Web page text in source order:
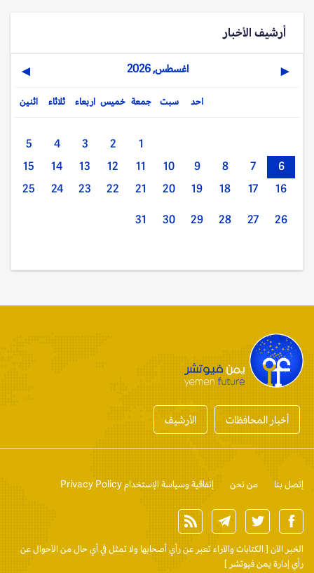
أرشيف الأخبار
◀ اغسطس, 2026 ▶
اثنين ثلاثاء اربعاء خميس جمعة سبت احد
1
2
3
4
5
6
7
8
9
10
11
12
13
14
15
16
17
18
19
20
21
22
23
24
25
26
27
28
29
30
31
أخبار المحافظات الأرشيف
إتصل بنا من نحن إتفاقية وسياسة الإستخدام Privacy Policy
الخبر الآن [ الكتابات والآراء تعبر عن رأي أصحابها ولا تمثل في أي حال من الأحوال عن
رأي إدارة يمن فيوتشر ]